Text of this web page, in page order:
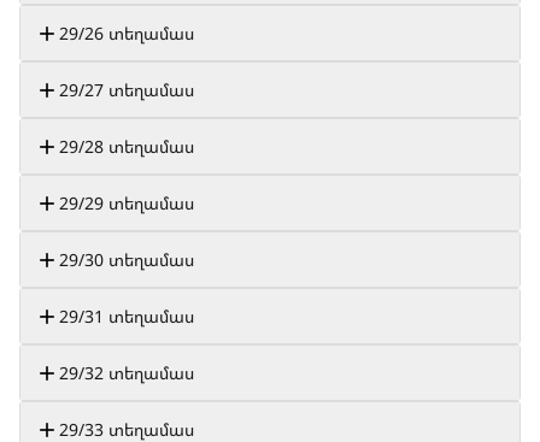
29/26 տեղամաս
29/27 տեղամաս
29/28 տեղամաս
29/29 տեղամաս
29/30 տեղամաս
29/31 տեղամաս
29/32 տեղամաս
29/33 տեղամաս